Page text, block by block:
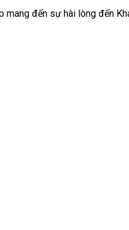
đến sự hài lòng đến